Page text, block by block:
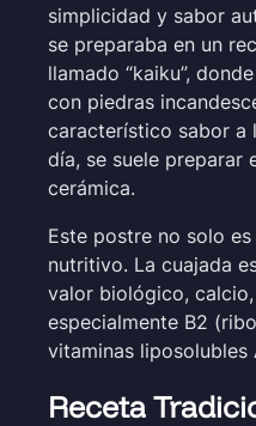
simplicidad y sabor
se preparaba en un
llamado “kaiku”,
con piedras
característico sabor a
día, se suele preparar
cerámica.
Este postre no solo
nutritivo. La cuajada
valor biológico,
especialmente B2
vitaminas liposolubles
Receta